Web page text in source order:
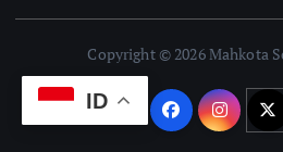
Copyright © 2026 Mahkota
ID